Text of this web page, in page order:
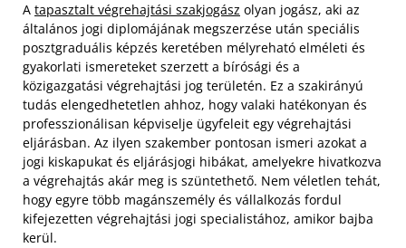
A tapasztalt végrehajtási szakjogász olyan jogász, aki az
általános jogi diplomájának megszerzése után speciális
posztgraduális képzés keretében mélyreható elméleti és
gyakorlati ismereteket szerzett a bírósági és a
közigazgatási végrehajtási jog területén. Ez a szakirányú
tudás elengedhetetlen ahhoz, hogy valaki hatékonyan és
professzionálisan képviselje ügyfeleit egy végrehajtási
eljárásban. Az ilyen szakember pontosan ismeri azokat a
jogi kiskapukat és eljárásjogi hibákat, amelyekre hivatkozva
a végrehajtás akár meg is szüntethető. Nem véletlen tehát,
hogy egyre több magánszemély és vállalkozás fordul
kifejezetten végrehajtási jogi specialistához, amikor bajba
kerül.